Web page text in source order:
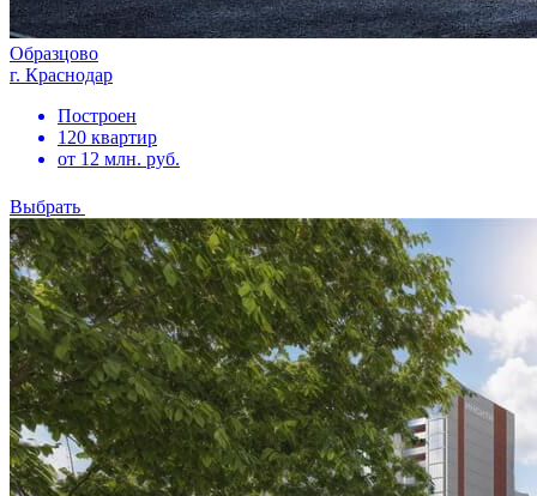
Образцово
г. Краснодар
Построен
120 квартир
от 12 млн. руб.
Выбрать